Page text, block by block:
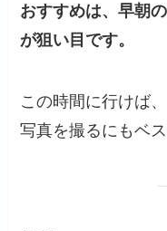
おすすめは、早朝
が狙い目です。
この時間に行けば
写真を撮るにもベ